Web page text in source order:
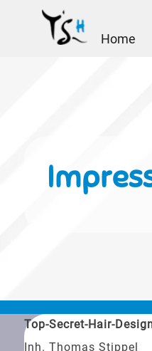
Home
Top-Secret-Hair-
Inh. Thomas Stippel